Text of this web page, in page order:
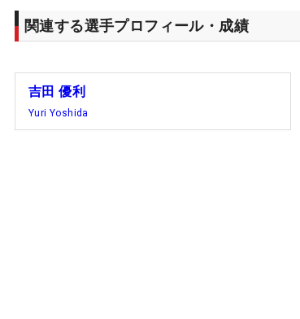
関連する選手プロフィール・成績
吉田 優利
Yuri Yoshida